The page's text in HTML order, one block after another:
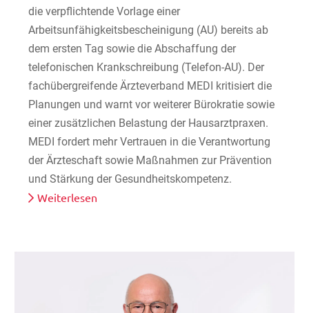
die verpflichtende Vorlage einer
Arbeitsunfähigkeitsbescheinigung (AU) bereits ab
dem ersten Tag sowie die Abschaffung der
telefonischen Krankschreibung (Telefon-AU). Der
fachübergreifende Ärzteverband MEDI kritisiert die
Planungen und warnt vor weiterer Bürokratie sowie
einer zusätzlichen Belastung der Hausarztpraxen.
MEDI fordert mehr Vertrauen in die Verantwortung
der Ärzteschaft sowie Maßnahmen zur Prävention
und Stärkung der Gesundheitskompetenz.
Weiterlesen